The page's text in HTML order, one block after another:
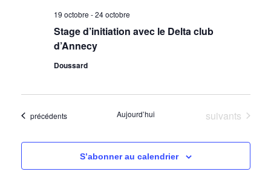
Stage d’initiation avec le Delta club
d’Annecy
19 octobre -24 octobre
Doussard
Évènements
précédents Aujourd’hui Évènements
suivants
S’abonner au calendrier